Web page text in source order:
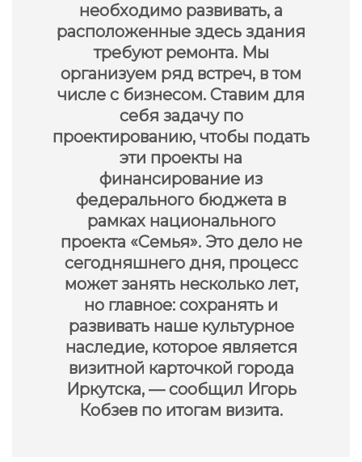
необходимо развивать, а
расположенные здесь здания
требуют ремонта. Мы
организуем ряд встреч, в том
числе с бизнесом. Ставим для
себя задачу по
проектированию, чтобы подать
эти проекты на
финансирование из
федерального бюджета в
рамках национального
проекта «Семья». Это дело не
сегодняшнего дня, процесс
может занять несколько лет,
но главное: сохранять и
развивать наше культурное
наследие, которое является
визитной карточкой города
Иркутска, — сообщил Игорь
Кобзев по итогам визита.